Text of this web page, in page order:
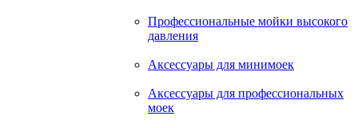
Профессиональные мойки высокого
давления
Аксессуары для минимоек
Аксессуары для профессиональных
моек